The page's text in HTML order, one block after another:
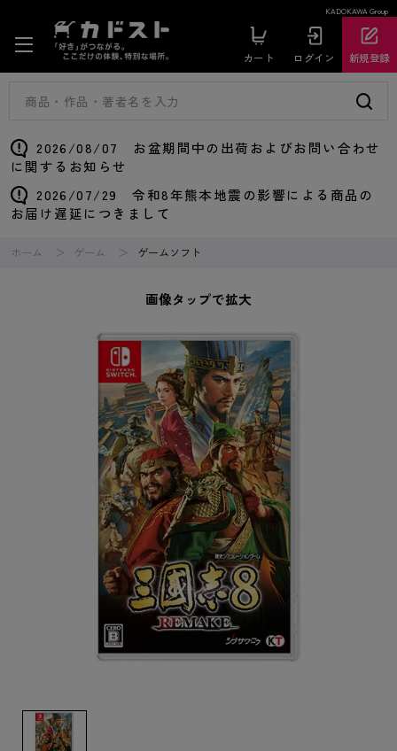
KADOKAWA Group
カート ログイン 新規登録
2026/08/07 お盆期間中の出荷およびお問い合わせ
に関するお知らせ
2026/07/29 令和8年熊本地震の影響による商品の
お届け遅延につきまして
ホーム ゲーム ゲームソフト
画像タップで拡大